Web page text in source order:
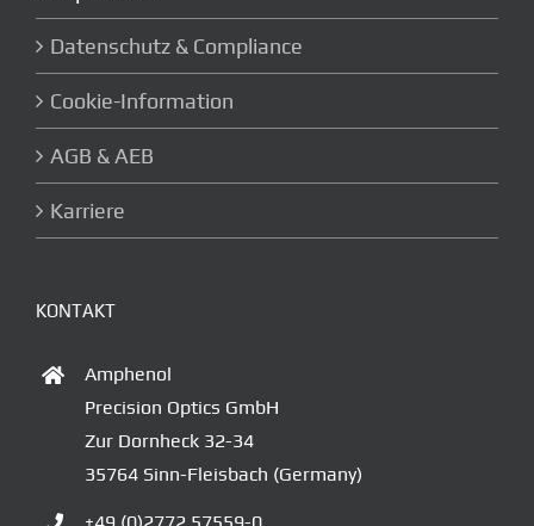
Datenschutz & Compliance
Cookie-Information
AGB & AEB
Karriere
KONTAKT
Amphenol
Precision Optics GmbH
Zur Dornheck 32-34
35764 Sinn-Fleisbach (Germany)